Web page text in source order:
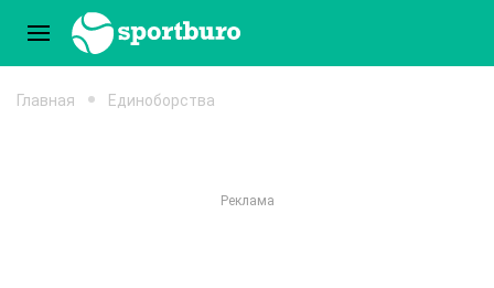
Главная Единоборства